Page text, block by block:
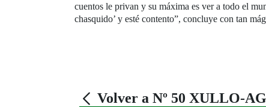
cuentos le privan y su máxima es ver a todo el
chasquido’ y esté contento”, concluye con tan
Volver a Nº 50 XULLO-